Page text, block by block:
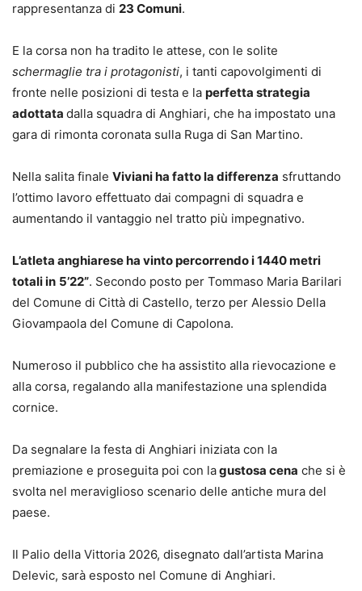
rappresentanza di 23 Comuni.
E la corsa non ha tradito le attese, con le solite
schermaglie tra i protagonisti, i tanti capovolgimenti di
fronte nelle posizioni di testa e la perfetta strategia
adottata dalla squadra di Anghiari, che ha impostato una
gara di rimonta coronata sulla Ruga di San Martino.
Nella salita finale Viviani ha fatto la differenza sfruttando
l’ottimo lavoro effettuato dai compagni di squadra e
aumentando il vantaggio nel tratto più impegnativo.
L’atleta anghiarese ha vinto percorrendo i 1440 metri
totali in 5’22”. Secondo posto per Tommaso Maria Barilari
del Comune di Città di Castello, terzo per Alessio Della
Giovampaola del Comune di Capolona.
Numeroso il pubblico che ha assistito alla rievocazione e
alla corsa, regalando alla manifestazione una splendida
cornice.
Da segnalare la festa di Anghiari iniziata con la
premiazione e proseguita poi con lagustosa cena che si è
svolta nel meraviglioso scenario delle antiche mura del
paese.
Il Palio della Vittoria 2026, disegnato dall’artista Marina
Delevic, sarà esposto nel Comune di Anghiari.